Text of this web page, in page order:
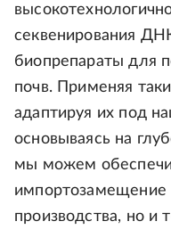
секвенирования
биопрепараты для
почв. Применяя
адаптируя их под
основываясь на
мы можем
импортозамещение
производства, но и